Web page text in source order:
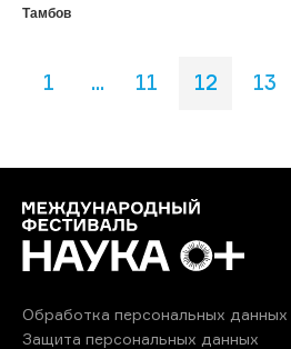
Тамбов
1 ... 11 12 13
Обработка персональных данных
Защита персональных данных